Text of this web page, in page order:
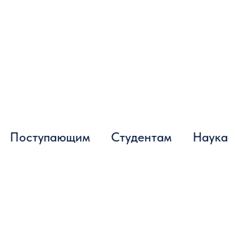
Поступающим Студентам Наука
Поступающим Студентам Наука